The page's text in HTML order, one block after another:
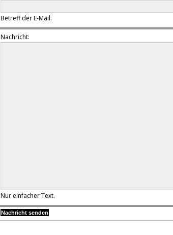
Betreff der E-Mail.
Nachricht:
Nur einfacher Text.